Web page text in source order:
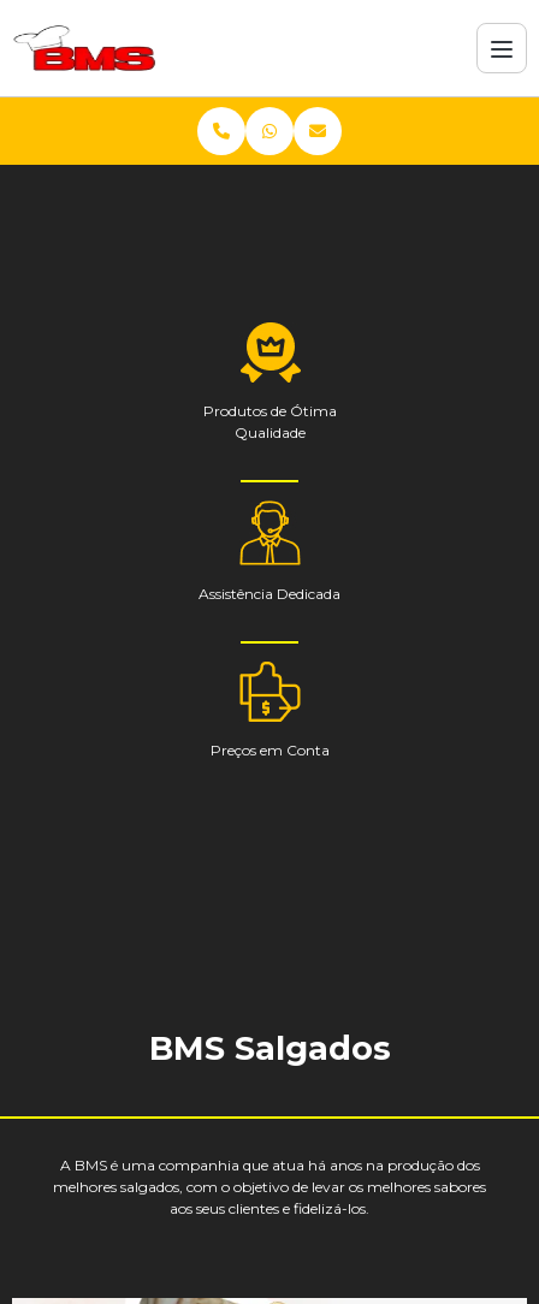
Produtos de Ótima
Qualidade
Assistência Dedicada
Preços em Conta
BMS Salgados
A BMS é uma companhia que atua há anos na produção dos
melhores salgados, com o objetivo de levar os melhores sabores
aos seus clientes e fidelizá-los.